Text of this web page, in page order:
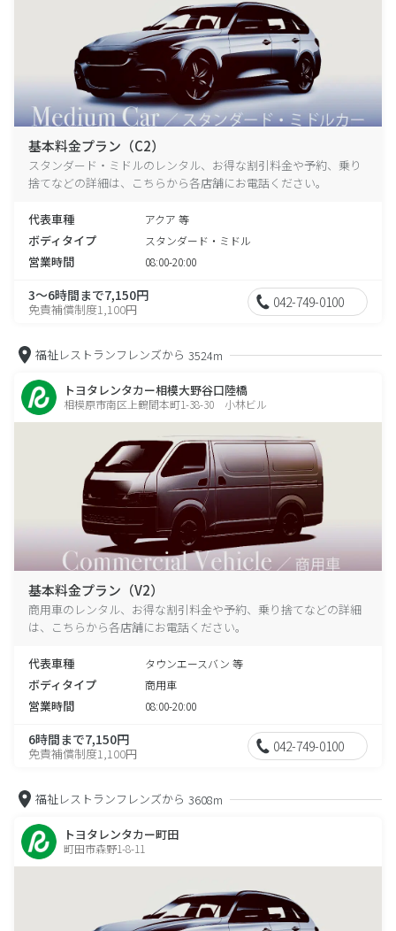
基本料金プラン（C2）
スタンダード・ミドルのレンタル、お得な割引料金や予約、乗り
捨てなどの詳細は、こちらから各店舗にお電話ください。
代表車種 アクア 等
ボディタイプ スタンダード・ミドル
営業時間 08:00-20:00
3～6時間まで7,150円
免責補償制度1,100円 042-749-0100
福祉レストランフレンズから 3524m
トヨタレンタカー相模大野谷口陸橋
相模原市南区上鶴間本町1-38-30 小林ビル
基本料金プラン（V2）
商用車のレンタル、お得な割引料金や予約、乗り捨てなどの詳細
は、こちらから各店舗にお電話ください。
代表車種 タウンエースバン 等
ボディタイプ 商用車
営業時間 08:00-20:00
6時間まで7,150円
免責補償制度1,100円 042-749-0100
福祉レストランフレンズから 3608m
トヨタレンタカー町田
町田市森野1-8-11